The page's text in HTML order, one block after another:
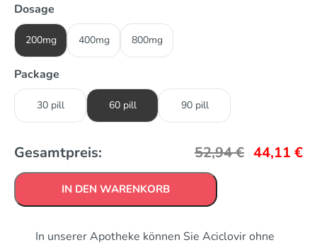
Dosage
200mg 400mg 800mg
Package
30 pill 60 pill 90 pill
Gesamtpreis: 52,94€ 44,11 €
IN DEN WARENKORB
In unserer Apotheke können Sie Aciclovir ohne